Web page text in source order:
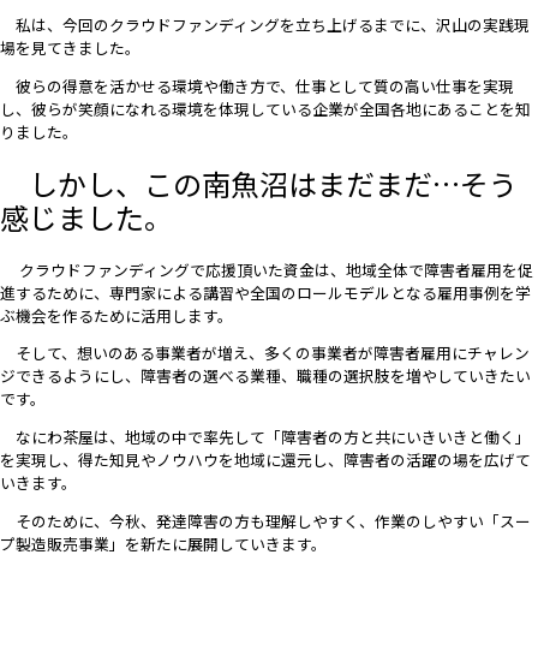
私は、今回のクラウドファンディングを立ち上げるまでに、沢山の実践現
場を見てきました。
彼らの得意を活かせる環境や働き方で、仕事として質の高い仕事を実現
し、 彼らが笑顔になれる環境を体現している企業が全国各地にあることを知
りました。
しかし、この南魚沼はまだまだ…そう
感じました。
クラウドファンディングで応援頂いた資金は、 地域全体で障害者雇用を促
進するために、専門家による講習や全国のロールモデルとなる雇用事例を学
ぶ機会を作るために活用します。
そして、想いのある事業者が増え、多くの事業者が障害者雇用にチャレン
ジできるようにし、障害者の選べる業種、職種の選択肢を増やしていきたい
です。
なにわ茶屋は、地域の中で率先して「障害者の方と共にいきいきと働く」
を実現し、 得た知見やノウハウを地域に還元し、障害者の活躍の場を広げて
いきます。
そのために、今秋、発達障害の方も理解しやすく、作業のしやすい「スー
プ製造販売事業」を新たに展開していきます。